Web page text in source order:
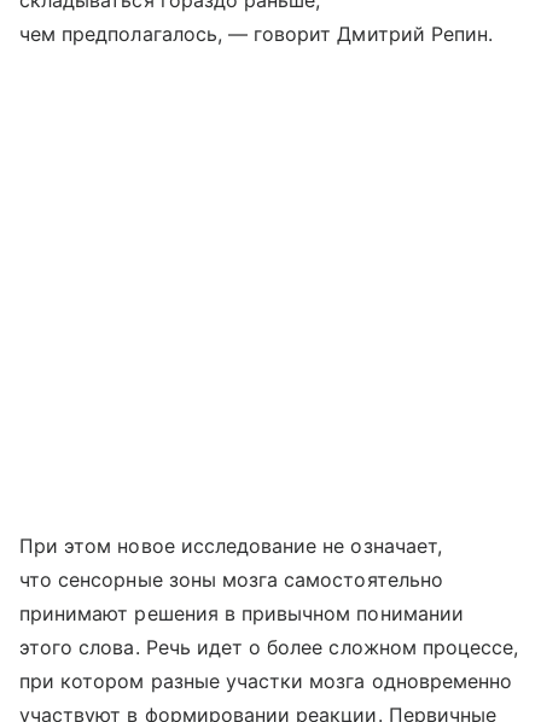
чем предполагалось, — говорит Дмитрий Репин.
При этом новое исследование не означает,
что сенсорные зоны мозга самостоятельно
принимают решения в привычном понимании
этого слова. Речь идет о более сложном процессе,
при котором разные участки мозга одновременно
участвуют в формировании реакции. Первичные